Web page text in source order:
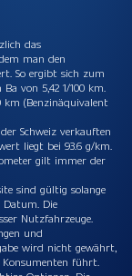
das
man den
So ergibt sich zum
von 5,42 1/100 km.
km (Benzinäquivalent
Schweiz verkauften
liegt bei 93.6 g/km.
gilt immer der
sind gültig solange
Die
Nutzfahrzeuge.
und
wird nicht gewährt,
führt.